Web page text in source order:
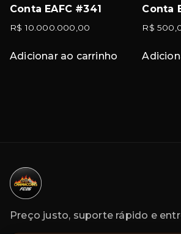
Conta EAFC #341
R$ 10.000.000,00
Adicionar ao carrinho
Conta
R$
Preço justo, suporte rápido e